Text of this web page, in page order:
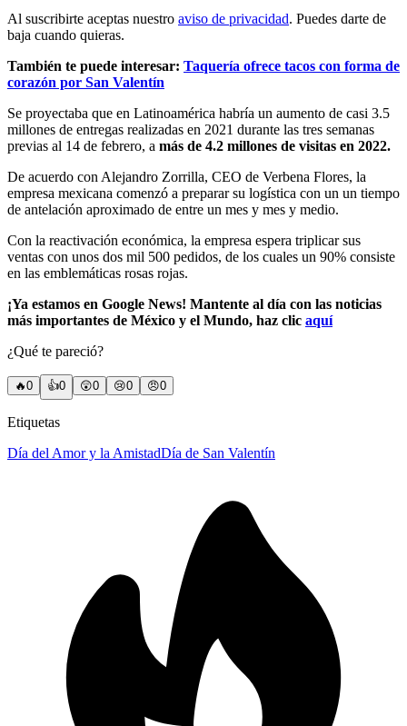
Al suscribirte aceptas nuestro aviso de privacidad. Puedes darte de
baja cuando quieras.
También te puede interesar: Taquería ofrece tacos con forma de
corazón por San Valentín
Se proyectaba que en Latinoamérica habría un aumento de casi 3.5
millones de entregas realizadas en 2021 durante las tres semanas
previas al 14 de febrero, a más de 4.2 millones de visitas en 2022.
De acuerdo con Alejandro Zorrilla, CEO de Verbena Flores, la
empresa mexicana comenzó a preparar su logística con un un tiempo
de antelación aproximado de entre un mes y mes y medio.
Con la reactivación económica, la empresa espera triplicar sus
ventas con unos dos mil 500 pedidos, de los cuales un 90% consiste
en las emblemáticas rosas rojas.
¡Ya estamos en Google News! Mantente al día con las noticias
más importantes de México y el Mundo, haz clic aquí
¿Qué te pareció?
🔥0 👍0 😲0 😢0 😠0
Etiquetas
Día del Amor y la AmistadDía de San Valentín